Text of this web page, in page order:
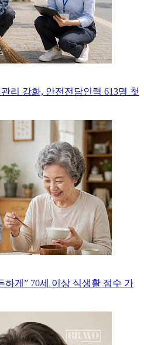
리 강화, 안전전담인력 613명 첫
하게” 70세 이상 식생활 점수 가